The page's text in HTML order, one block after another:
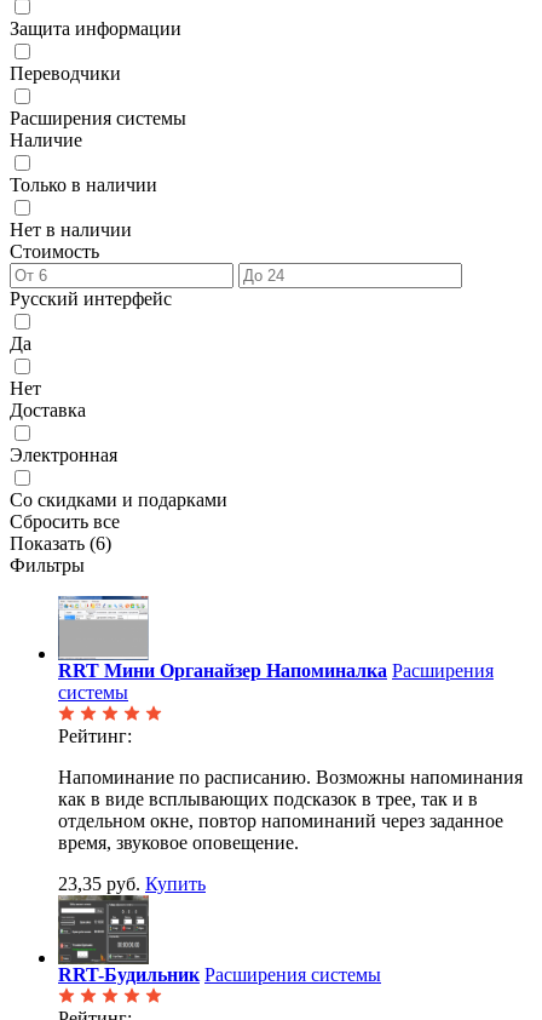
Защита информации
Переводчики
Расширения системы
Наличие
Только в наличии
Нет в наличии
Стоимость
Русский интерфейс
Да
Нет
Доставка
Электронная
Со скидками и подарками
Сбросить все
Показать (6)
Фильтры
RRT Мини Органайзер Напоминалка Расширения
системы
Рейтинг:
Напоминание по расписанию. Возможны напоминания
как в виде всплывающих подсказок в трее, так и в
отдельном окне, повтор напоминаний через заданное
время, звуковое оповещение.
23,35 руб. Купить
RRT-Будильник Расширения системы